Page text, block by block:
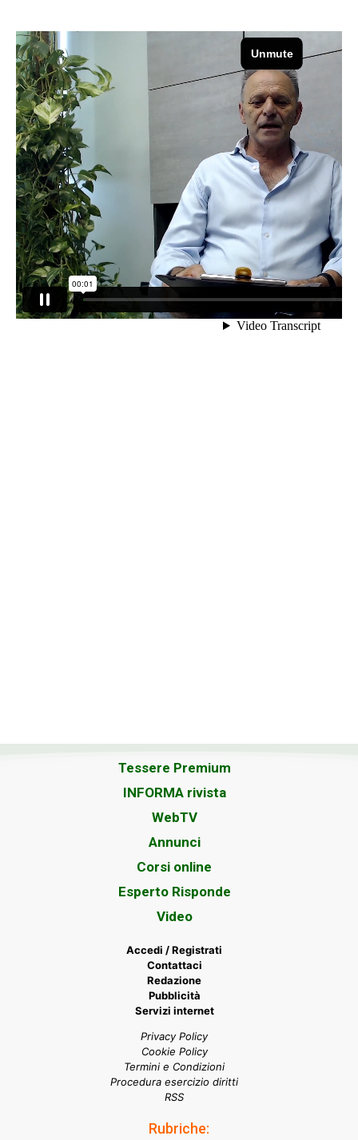
Tessere Premium
INFORMA rivista
WebTV
Annunci
Corsi online
Esperto Risponde
Video
Accedi / Registrati
Contattaci
Redazione
Pubblicità
Servizi internet
Privacy Policy
Cookie Policy
Termini e Condizioni
Procedura esercizio diritti
RSS
Rubriche: